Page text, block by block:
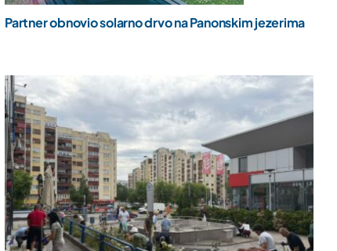
Partner obnovio solarno drvo na Panonskim jezerima